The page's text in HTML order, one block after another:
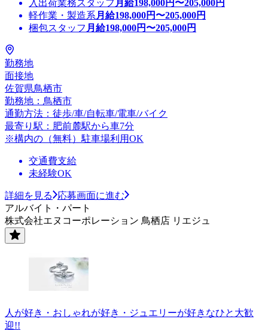
入出荷業務スタッフ 月給198,000円〜205,000円
軽作業・製造系 月給198,000円〜205,000円
梱包スタッフ 月給198,000円〜205,000円
勤務地
面接地
佐賀県鳥栖市
勤務地：鳥栖市
通勤方法：徒歩/車/自転車/電車/バイク
最寄り駅：肥前麓駅から車7分
※構内の（無料）駐車場利用OK
交通費支給
未経験OK
詳細を見る
応募画面に進む
アルバイト・パート
株式会社エヌコーポレーション 鳥栖店 リエジュ
人が好き・おしゃれが好き・ジュエリーが好きなひと大歓
迎!!